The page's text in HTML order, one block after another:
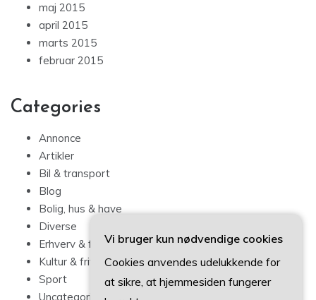
maj 2015
april 2015
marts 2015
februar 2015
Categories
Annonce
Artikler
Bil & transport
Blog
Bolig, hus & have
Diverse
Erhverv & forbrug
Kultur & fritid
Sport
Uncategorized
Vi bruger kun nødvendige cookies
Cookies anvendes udelukkende for
at sikre, at hjemmesiden fungerer